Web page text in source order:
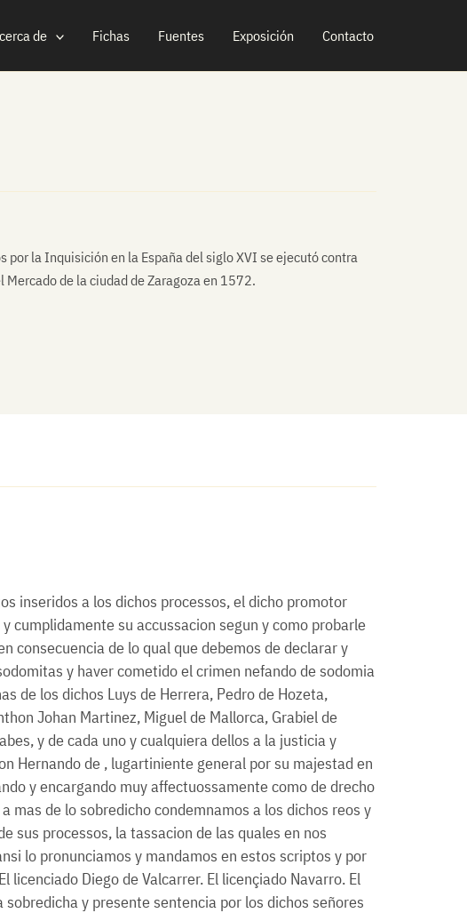
de Fichas Fuentes Exposición Contacto
la Inquisición en la España del siglo XVI se ejecutó contra
de la ciudad de Zaragoza en 1572.
inseridos a los dichos processos, el dicho promotor
cumplidamente su accussacion segun y como probarle
consecuencia de lo qual que debemos de declarar y
y haver cometido el crimen nefando de sodomia
de los dichos Luys de Herrera, Pedro de Hozeta,
Johan Martinez, Miguel de Mallorca, Grabiel de
y de cada uno y cualquiera dellos a la justicia y
Hernando de , lugartiniente general por su majestad en
y encargando muy affectuossamente como de drecho
mas de lo sobredicho condemnamos a los dichos reos y
sus processos, la tassacion de las quales en nos
lo pronunciamos y mandamos en estos scriptos y por
licenciado Diego de Valcarrer. El licençiado Navarro. El
y presente sentencia por los dichos señores